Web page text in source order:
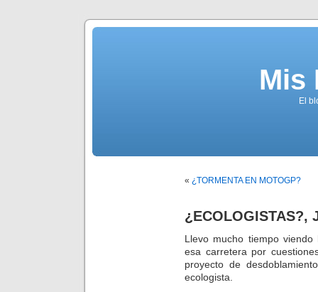
Mis
El
« ¿TORMENTA EN MOTOGP?
¿ECOLOGISTAS?,
Llevo mucho tiempo
esa carretera por
proyecto de
ecologista.